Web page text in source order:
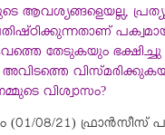
ആവശ്യങ്ങളെയല്ല,
തേടുകയും ഭക്ഷിച്ചു
വിശ്വാസം?
08/21) ഫ്രാൻസീസ്